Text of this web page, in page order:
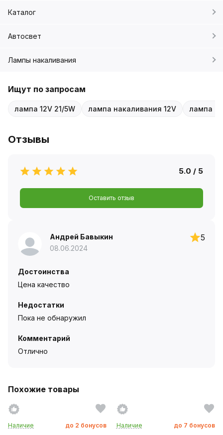
Каталог
Автосвет
Лампы накаливания
Ищут по запросам
лампа 12V 21/5W лампа накаливания 12V лампа
Отзывы
5.0 / 5
Оставить отзыв
Андрей Бавыкин
08.06.2024
5
Достоинства
Цена качество
Недостатки
Пока не обнаружил
Комментарий
Отлично
Похожие товары
Наличие до 2 бонусов
Наличие до 7 бонусов